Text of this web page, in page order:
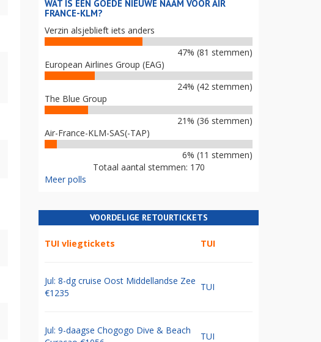
WAT IS EEN GOEDE NIEUWE NAAM VOOR AIR
FRANCE-KLM?
Verzin alsjeblieft iets anders
47% (81 stemmen)
European Airlines Group (EAG)
24% (42 stemmen)
The Blue Group
21% (36 stemmen)
Air-France-KLM-SAS(-TAP)
6% (11 stemmen)
Totaal aantal stemmen: 170
Meer polls
VOORDELIGE RETOURTICKETS
TUI vliegtickets TUI
Jul: 8-dg cruise Oost Middellandse Zee
€1235
TUI
Jul: 9-daagse Chogogo Dive & Beach
TUI